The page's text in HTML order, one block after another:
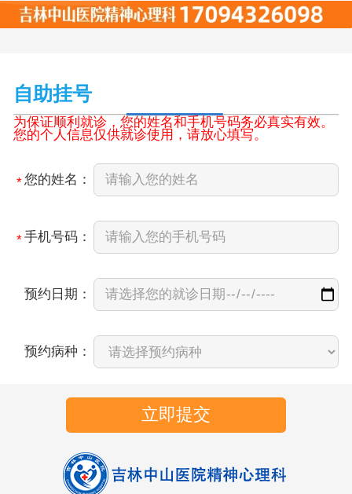
自助挂号
为保证顺利就诊，您的姓名和手机号码务必真实有效。
您的个人信息仅供就诊使用，请放心填写。
*您的姓名：
*手机号码：
预约日期：
预约病种：
立即提交